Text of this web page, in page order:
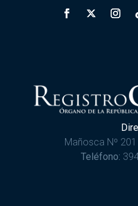
Mañosca Nº
Teléfono: